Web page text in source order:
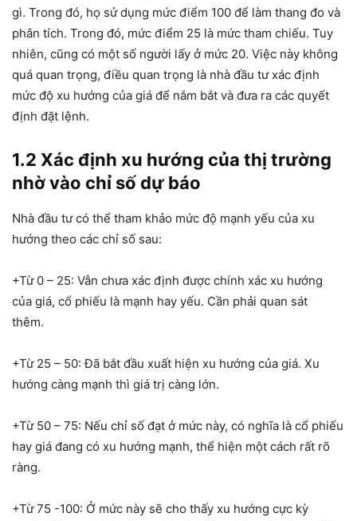
gì. Trong đó, họ sử dụng mức điểm 100 để làm thang đo và
phân tích. Trong đó, mức điểm 25 là mức tham chiếu. Tuy
nhiên, cũng có một số người lấy ở mức 20. Việc này không
quá quan trọng, điều quan trọng là nhà đầu tư xác định
mức độ xu hướng của giá để nắm bắt và đưa ra các quyết
định đặt lệnh.
1.2 Xác định xu hướng của thị trường
nhờ vào chỉ số dự báo
Nhà đầu tư có thể tham khảo mức độ mạnh yếu của xu
hướng theo các chỉ số sau:
+Từ 0 – 25: Vẫn chưa xác định được chính xác xu hướng
của giá, cổ phiếu là mạnh hay yếu. Cần phải quan sát
thêm.
+Từ 25 – 50: Đã bắt đầu xuất hiện xu hướng của giá. Xu
hướng càng mạnh thì giá trị càng lớn.
+Từ 50 – 75: Nếu chỉ số đạt ở mức này, có nghĩa là cổ phiếu
hay giá đang có xu hướng mạnh, thể hiện một cách rất rõ
ràng.
+Từ 75 -100: Ở mức này sẽ cho thấy xu hướng cực kỳ